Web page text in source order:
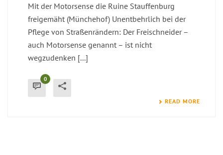
Mit der Motorsense die Ruine Stauffenburg
freigemäht (Münchehof) Unentbehrlich bei der
Pflege von Straßenrändern: Der Freischneider –
auch Motorsense genannt – ist nicht
wegzudenken [...]
0
READ MORE